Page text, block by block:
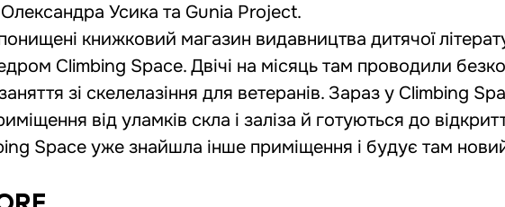
Усика та Gunia Project.
книжковий магазин видавництва дитячої
Climbing Space. Двічі на місяць там проводили
заняття зі скелелазіння для ветеранів. Зараз у Climbing
від уламків скла і заліза й готуються до
Space уже знайшла інше приміщення і будує там